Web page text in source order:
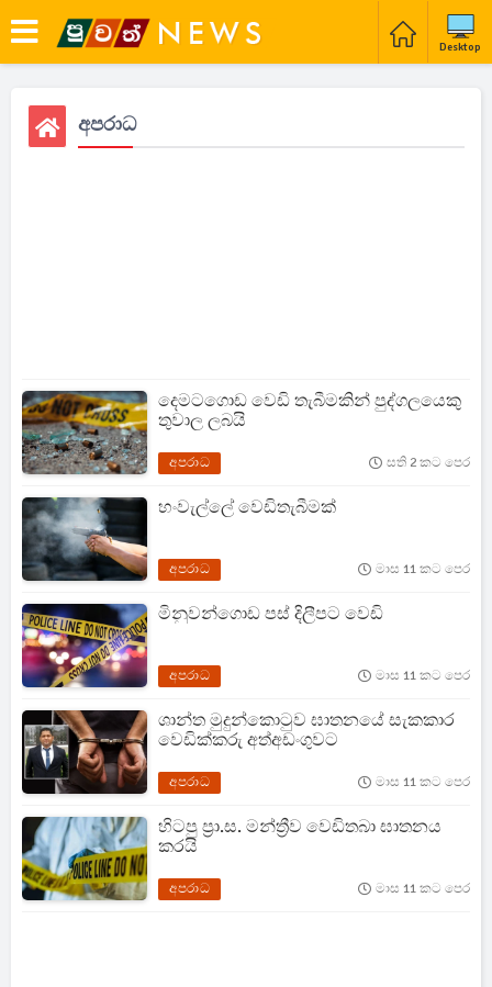
Desktop
අපරාධ
දෙමටගොඩ වෙඩි තැබීමකින් පුද්ගලයෙකු
තුවාල ලබයි
අපරාධ සති 2 කට පෙර
හංවැල්ලේ වෙඩිතැබීමක්
අපරාධ මාස 11 කට පෙර
මිනුවන්ගොඩ පස් දිලීපට වෙඩි
අපරාධ මාස 11 කට පෙර
ශාන්ත මුදුන්කොටුව ඝාතනයේ සැකකාර
වෙඩික්කරු අත්අඩංගුවට
අපරාධ මාස 11 කට පෙර
හිටපු ප්‍රා.ස. මන්ත්‍රීව වෙඩිතබා ඝාතනය
කරයි
අපරාධ මාස 11 කට පෙර